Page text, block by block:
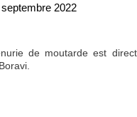
septembre 2022
de moutarde est